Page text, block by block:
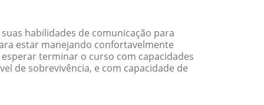
habilidades de comunicação para
estar manejando confortavelmente
terminar o curso com capacidades
de sobrevivência, e com capacidade de